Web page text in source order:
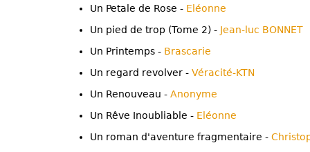
Un Petale de Rose - Eléonne
Un pied de trop (Tome 2) - Jean-luc BONNET
Un Printemps - Brascarie
Un regard revolver - Véracité-KTN
Un Renouveau - Anonyme
Un Rêve Inoubliable - Eléonne
Un roman d'aventure fragmentaire -